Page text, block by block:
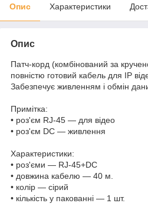
Опис Характеристики
Опис
Патч-корд (комбінований за
повністю готовий кабель для IP
Забезпечує живленням і обмін
Примітка:
• роз'єм RJ-45 — для відео
• роз'єм DC — живлення
Характеристики:
• роз'єми — RJ-45+DC
• довжина кабелю — 40 м.
• колір — сірий
• кількість у пакованні — 1 шт.